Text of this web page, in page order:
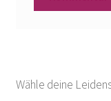
Wähle deine